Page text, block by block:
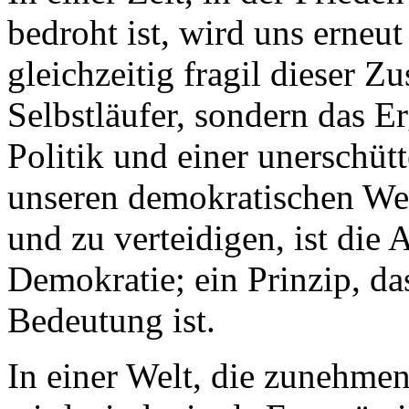
bedroht ist, wird uns
gleichzeitig fragil dieser
Selbstläufer, sondern das
Politik und einer
unseren demokratischen
und zu verteidigen, ist die
Demokratie; ein Prinzip,
Bedeutung ist.
In einer Welt, die